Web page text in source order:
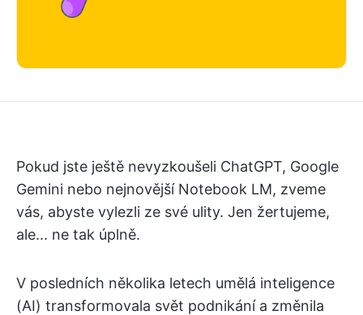
Pokud jste ještě nevyzkoušeli ChatGPT, Google
Gemini nebo nejnovější Notebook LM, zveme
vás, abyste vylezli ze své ulity. Jen žertujeme,
ale... ne tak úplně.
V posledních několika letech umělá inteligence
(AI) transformovala svět podnikání a změnila